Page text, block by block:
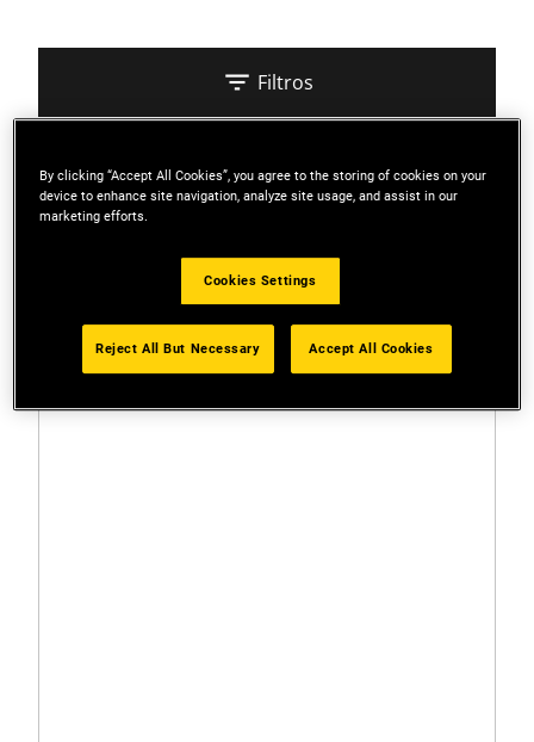
Filtros
Ordenar
By clicking “Accept All Cookies”, you agree to the storing of cookies on your
device to enhance site navigation, analyze site usage, and assist in our
marketing efforts.
Cookies Settings
Reject All But Necessary Accept All Cookies